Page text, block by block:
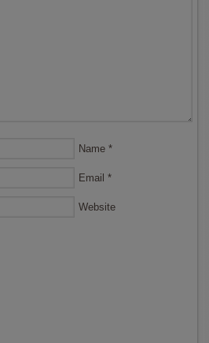
Name *
Email *
Website